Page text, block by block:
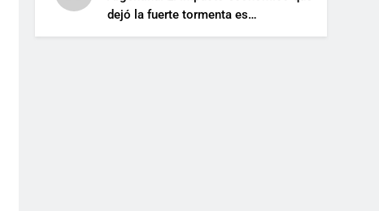
dejó la fuerte tormenta es
incalculable